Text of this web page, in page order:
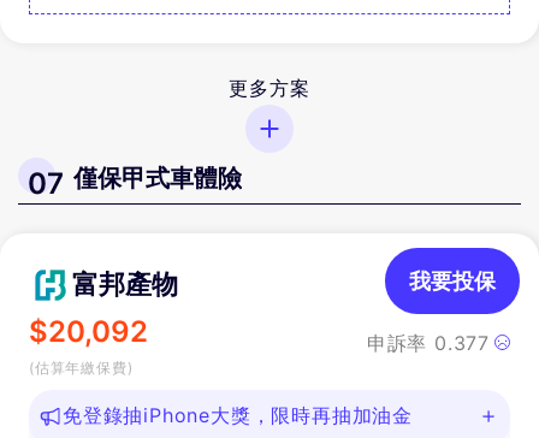
更多方案
07 僅保甲式車體險
富邦產物
$20,092
(估算年繳保費)
申訴率 0.377
我要投保
免登錄抽iPhone大獎，限時再抽加油金